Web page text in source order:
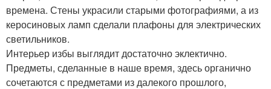
времена. Стены украсили старыми фотографиями, а из
керосиновых ламп сделали плафоны для электрических
светильников.
Интерьер избы выглядит достаточно эклектично.
Предметы, сделанные в наше время, здесь органично
сочетаются с предметами из далекого прошлого,